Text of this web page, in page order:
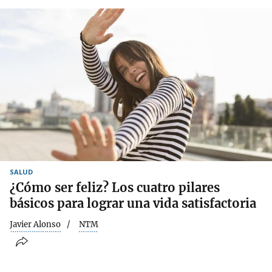
SALUD
¿Cómo ser feliz? Los cuatro pilares
básicos para lograr una vida satisfactoria
Javier Alonso NTM